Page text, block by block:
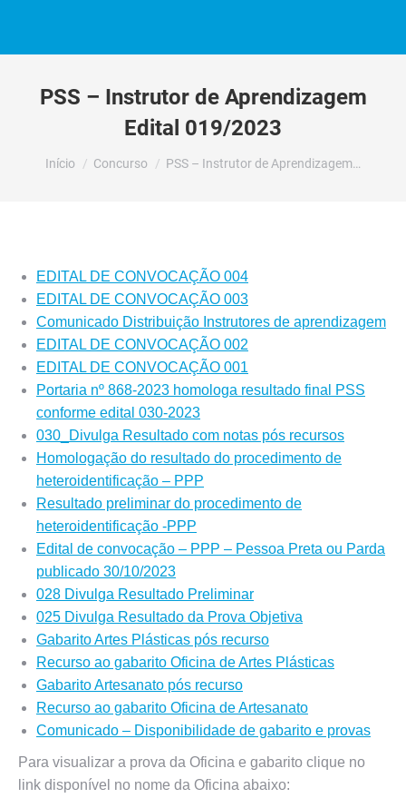
PSS – Instrutor de Aprendizagem
Edital 019/2023
Você está aqui:
Início Concurso PSS – Instrutor de Aprendizagem…
EDITAL DE CONVOCAÇÃO 004
EDITAL DE CONVOCAÇÃO 003
Comunicado Distribuição Instrutores de aprendizagem
EDITAL DE CONVOCAÇÃO 002
EDITAL DE CONVOCAÇÃO 001
Portaria nº 868-2023 homologa resultado final PSS
conforme edital 030-2023
030_Divulga Resultado com notas pós recursos
Homologação do resultado do procedimento de
heteroidentificação – PPP
Resultado preliminar do procedimento de
heteroidentificação -PPP
Edital de convocação – PPP – Pessoa Preta ou Parda
publicado 30/10/2023
028 Divulga Resultado Preliminar
025 Divulga Resultado da Prova Objetiva
Gabarito Artes Plásticas pós recurso
Recurso ao gabarito Oficina de Artes Plásticas
Gabarito Artesanato pós recurso
Recurso ao gabarito Oficina de Artesanato
Comunicado – Disponibilidade de gabarito e provas
Para visualizar a prova da Oficina e gabarito clique no
link disponível no nome da Oficina abaixo: